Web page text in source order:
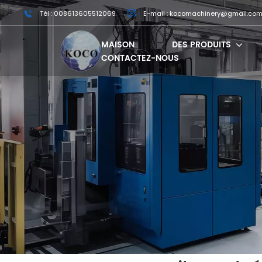
Tél : 008613605512069 E-mail :
MAISON DES PRODUITS
CONTACTEZ-NOUS